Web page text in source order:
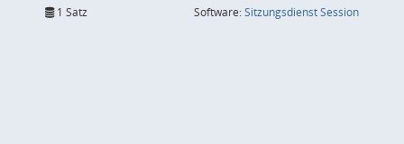
1 Satz Software:SitzungsdienstSession(Wird in